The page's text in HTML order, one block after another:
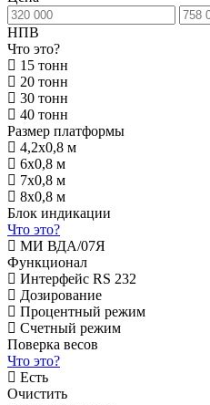
НПВ
Что это?
15 тонн
20 тонн
30 тонн
40 тонн
Размер платформы
4,2х0,8 м
6х0,8 м
7х0,8 м
8х0,8 м
Блок индикации
Что это?
МИ ВДА/07Я
Функционал
Интерфейс RS 232
Дозирование
Процентный режим
Счетный режим
Поверка весов
Что это?
Есть
Очистить